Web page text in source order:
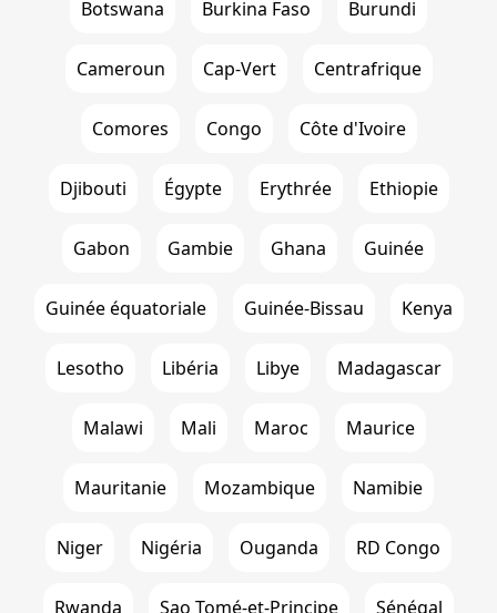
Botswana Burkina Faso Burundi
Cameroun Cap-Vert Centrafrique
Comores Congo Côte d'Ivoire
Djibouti Égypte Erythrée Ethiopie
Gabon Gambie Ghana Guinée
Guinée équatoriale Guinée-Bissau Kenya
Lesotho Libéria Libye Madagascar
Malawi Mali Maroc Maurice
Mauritanie Mozambique Namibie
Niger Nigéria Ouganda RD Congo
Rwanda Sao Tomé-et-Principe Sénégal